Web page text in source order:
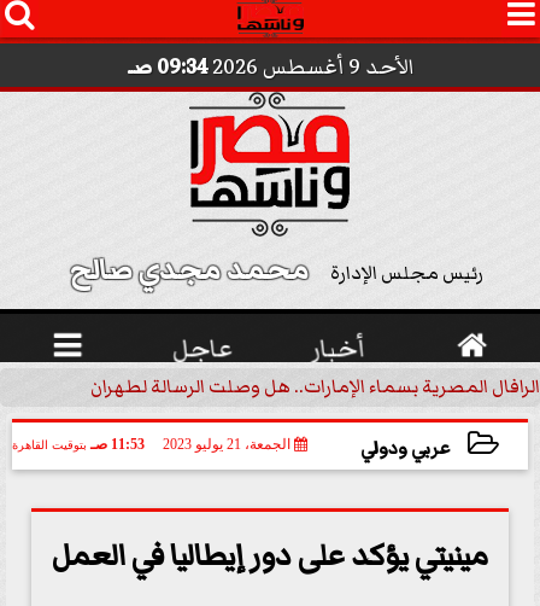
 
الأحد 9 أغسطس 2026 09:34 صـ
رئيس مجلس الإدارة محمد مجدي صالح
 أخبار عاجل 
الرافال المصرية بسماء الإمارات.. هل وصلت الرسالة لطهران؟..
عربي ودولي الجمعة، 21 يوليو 2023 11:53 صـ بتوقيت القاهرة
مينيتي يؤكد على دور إيطاليا في العمل